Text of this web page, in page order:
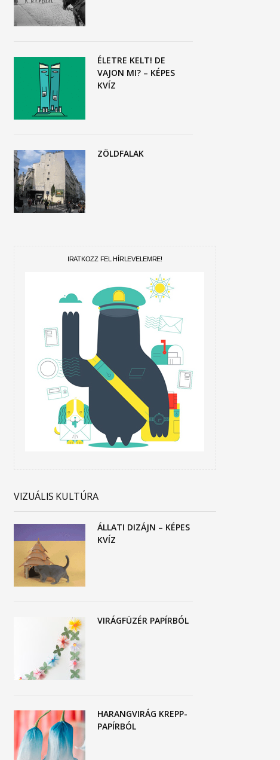
ÉLETRE KELT! DE
VAJON MI? – KÉPES
KVÍZ
ZÖLDFALAK
IRATKOZZ FEL HÍRLEVELEMRE!
VIZUÁLIS KULTÚRA
ÁLLATI DIZÁJN – KÉPES
KVÍZ
VIRÁGFÜZÉR PAPÍRBÓL
HARANGVIRÁG KREPP-
PAPÍRBÓL